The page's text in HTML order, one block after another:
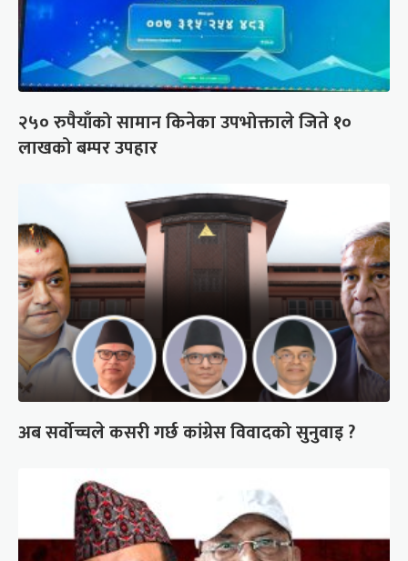
२५० रुपैयाँको सामान किनेका उपभोक्ताले जिते १०
लाखको बम्पर उपहार
अब सर्वोच्चले कसरी गर्छ कांग्रेस विवादको सुनुवाइ ?